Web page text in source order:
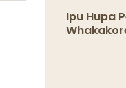
Ipu Hupa